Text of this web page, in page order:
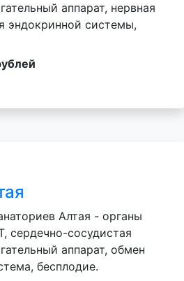
аппарат, нервная
эндокринной системы,
Алтая - органы
сердечно-сосудистая
аппарат, обмен
бесплодие.